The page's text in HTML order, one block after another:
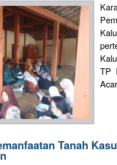
TP
Tanah